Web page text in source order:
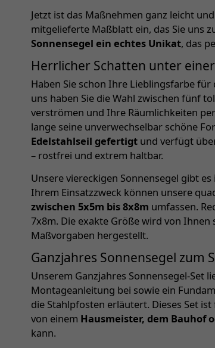
Jetzt ist das Maßnehmen ganz leicht
mitgelieferte Maßblatt ein, das Sie uns
Sonnensegel ein echtes Unikat, das
Herrlicher Schatten unter
Haben Sie schon Ihre Lieblingsfarbe für
uns haben Sie die Wahl zwischen fünf
verströmen und Ihre Räumlichkeiten
lange seine unverwechselbar schöne
Edelstahlseil gefertigt und verfügt
– rostfrei und extrem haltbar.
Unsere viereckigen Sonnensegel gibt
Ihrem Einsatzzweck können unsere
zwischen 5x5m bis 8x8m umfassen.
7x8m. Die exakte Größe wird von
Maßvorgaben hergestellt.
Ganzjahres Sonnensegel zum
Unserem Ganzjahres Sonnensegel-Set
Montageanleitung bei sowie ein
die Stahlpfosten erläutert. Dieses Set
von einem Hausmeister, dem Bauhof
kann.